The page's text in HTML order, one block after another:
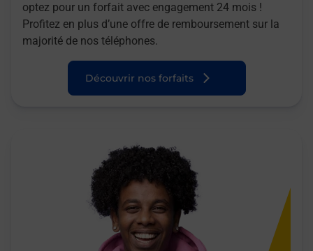
optez pour un forfait avec engagement 24 mois !
Profitez en plus d’une offre de remboursement sur la
majorité de nos téléphones.
Découvrir nos forfaits